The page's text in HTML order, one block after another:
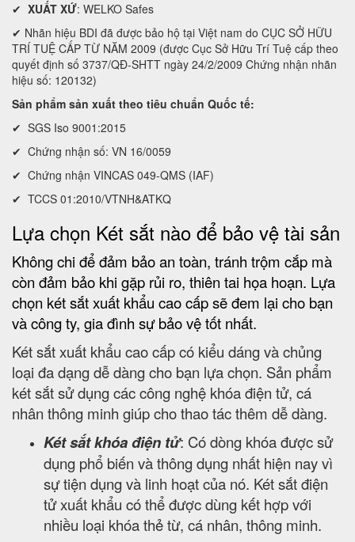
✔ XUẤT XỨ: WELKO Safes
✔ Nhãn hiệu BDI đã được bảo hộ tại Việt nam do CỤC SỞ HỮU
TRÍ TUỆ CẤP TỪ NĂM 2009 (được Cục Sở Hữu Trí Tuệ cấp theo
quyết định số 3737/QĐ-SHTT ngày 24/2/2009 Chứng nhận nhãn
hiệu số: 120132)
Sản phẩm sản xuất theo tiêu chuẩn Quốc tế:
✔ SGS Iso 9001:2015
✔ Chứng nhận số: VN 16/0059
✔ Chứng nhận VINCAS 049-QMS (IAF)
✔ TCCS 01:2010/VTNH&ATKQ
Lựa chọn Két sắt nào để bảo vệ tài sản
Không chi để đảm bảo an toàn, tránh trộm cắp mà
còn đảm bảo khi gặp rủi ro, thiên tai họa hoạn. Lựa
chọn két sắt xuất khẩu cao cấp sẽ đem lại cho bạn
và công ty, gia đình sự bảo vệ tốt nhất.
Két sắt xuất khẩu cao cấp có kiểu dáng và chủng
loại đa dạng dễ dàng cho bạn lựa chọn. Sản phẩm
két sắt sử dụng các công nghệ khóa điện tử, cá
nhân thông minh giúp cho thao tác thêm dễ dàng.
Két sắt khóa điện tử: Có dòng khóa được sử
dụng phổ biến và thông dụng nhất hiện nay vì
sự tiện dụng và linh hoạt của nó. Két sắt điện
tử xuất khẩu có thể được dùng kết hợp với
nhiều loại khóa thẻ từ, cá nhân, thông minh.